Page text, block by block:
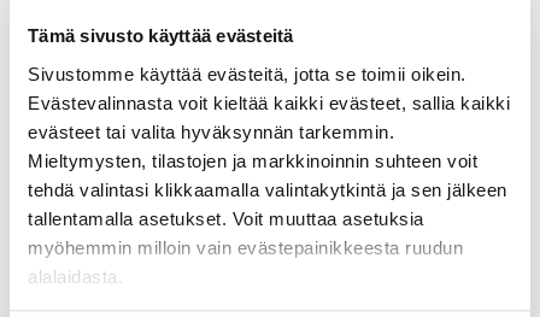
Tämä sivusto käyttää evästeitä
Sivustomme käyttää evästeitä, jotta se toimii oikein.
Evästevalinnasta voit kieltää kaikki evästeet, sallia kaikki
evästeet tai valita hyväksynnän tarkemmin.
Mieltymysten, tilastojen ja markkinoinnin suhteen voit
tehdä valintasi klikkaamalla valintakytkintä ja sen jälkeen
tallentamalla asetukset. Voit muuttaa asetuksia
myöhemmin milloin vain evästepainikkeesta ruudun
alalaidasta.
tarjoaa myös mahtavat puitteet metsäretkeilyyn
ja luonnon tarkkailuun.
Neulamäen luonnonsuojelualue, Kuopio –
Alueella on kattava verkosto merkittyjä polkuja,
jotka kulkevat monimuotoisen metsäluonnon läpi
ja tarjoavat mahdollisuuksia sekä lyhyille että
pidemmille retkille.
Korkeakosken luontopolku, Maaninka – Tämä
polku tarjoaa mahdollisuuden ihailla Suomen
toiseksi korkeinta luonnonvesiputousta ja sen